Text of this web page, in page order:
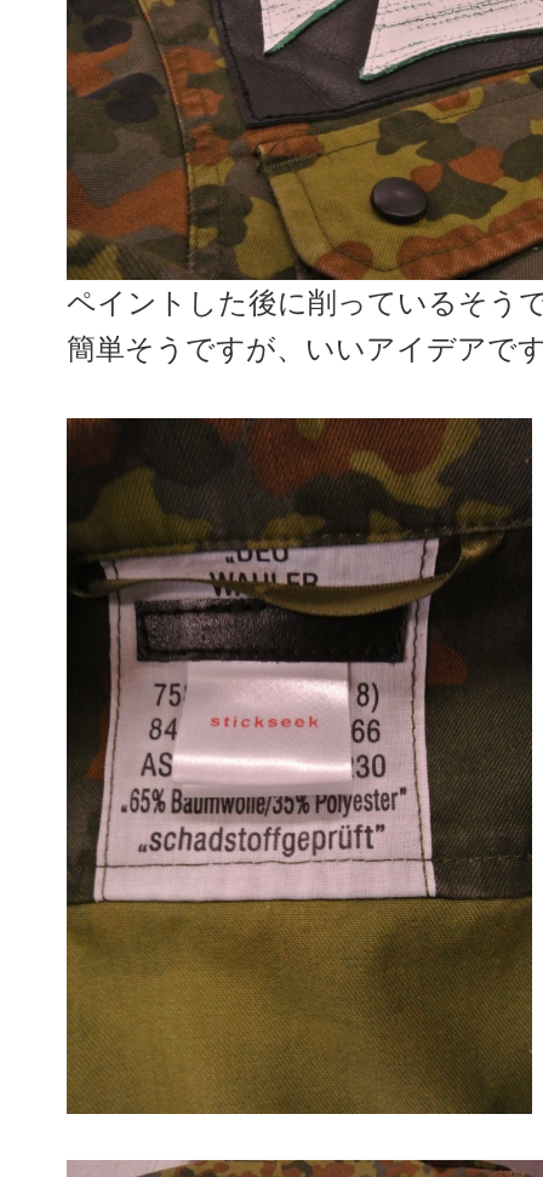
ペイントした後に削っているそう
簡単そうですが、いいアイデアで